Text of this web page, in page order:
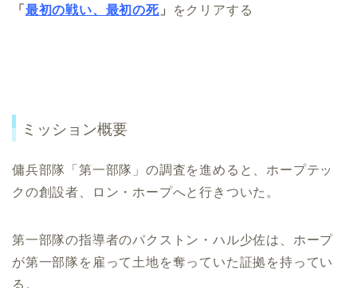
「 最初の戦い、最初の死」 をクリアする
ミッション概要
傭兵部隊「第一部隊」の調査を進めると、ホープテッ
クの創設者、ロン・ホープへと行きついた。
第一部隊の指導者のパクストン・ハル少佐は、ホープ
が第一部隊を雇って土地を奪っていた証拠を持ってい
る。